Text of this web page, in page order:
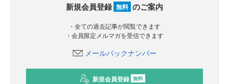
新規会員登録 無料 のご案内
・全ての過去記事が閲覧できます
・会員限定メルマガを受信できます
メールバックナンバー
新規会員登録 無料